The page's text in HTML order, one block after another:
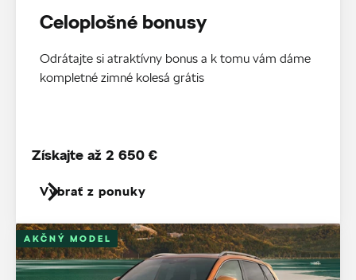
Celoplošné bonusy
Odrátajte si atraktívny bonus a k tomu vám dáme
kompletné zimné kolesá grátis
Vybrať z ponuky
Získajte až 2 650 €
AKČNÝ MODEL